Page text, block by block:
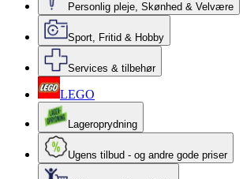
Personlig pleje, Skønhed & Velvære
Sport, Fritid & Hobby
Services & tilbehør
LEGO
Lageroprydning
Ugens tilbud - og andre gode priser